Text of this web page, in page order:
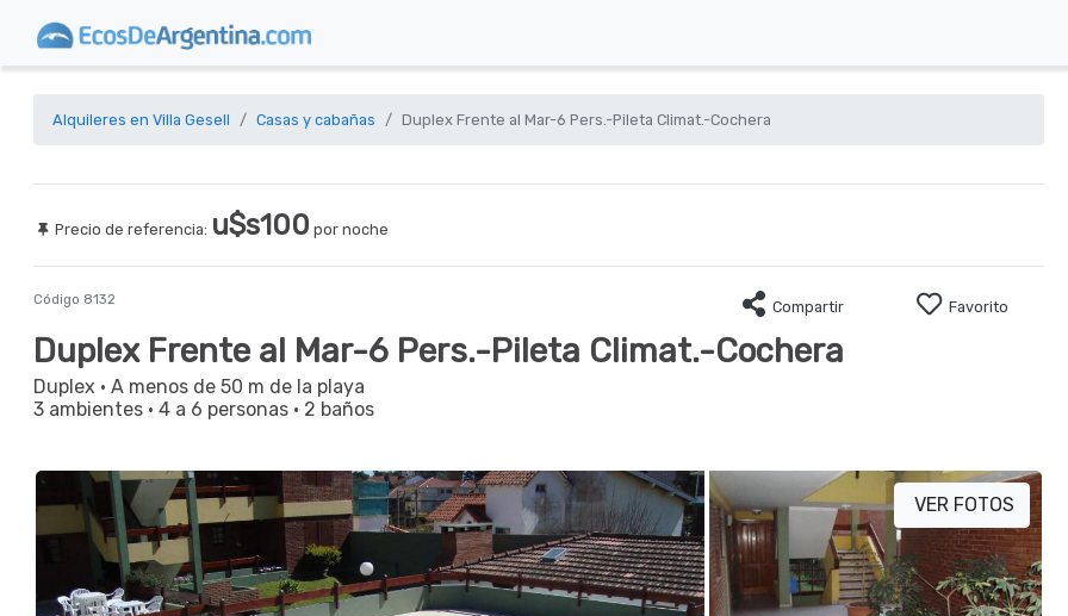
Alquileres en Villa Gesell Casas y cabañas Duplex Frente al Mar-6 Pers.-Pileta Climat.-Cochera
Precio de referencia: u$s100 por noche
Código 8132 Compartir Favorito
Duplex Frente al Mar-6 Pers.-Pileta Climat.-Cochera
Duplex · A menos de 50 m de la playa
3 ambientes · 4 a 6 personas · 2 baños
VER FOTOS